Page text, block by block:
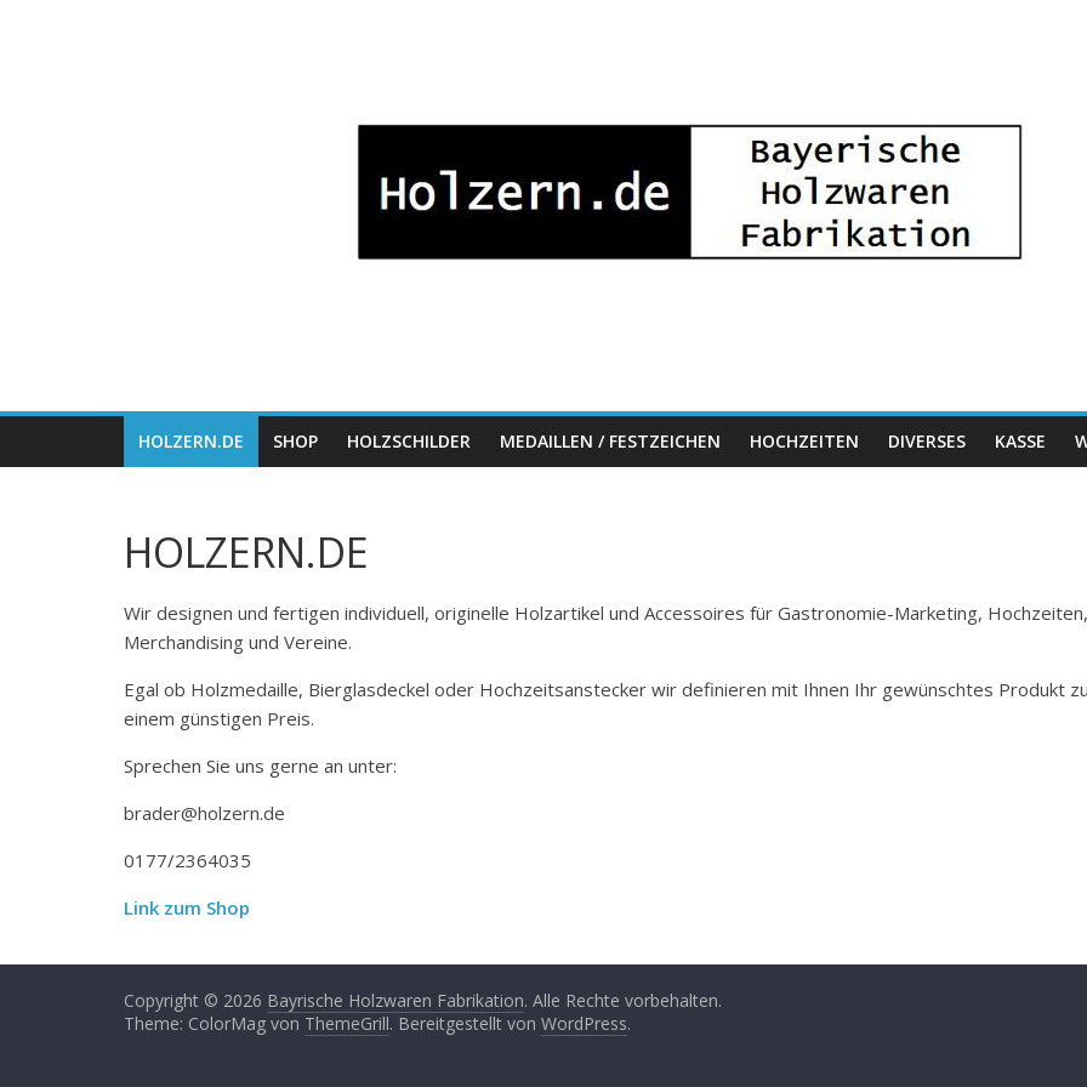
Holzwaren
Fabrikation
HOLZERN.DE SHOP HOLZSCHILDER MEDAILLEN / FESTZEICHEN HOCHZEITEN DIVERSES KASSE
HOLZERN.DE
Wir designen und fertigen individuell, originelle Holzartikel und Accessoires für Gastronomie-Marketing, Hochzeiten,
Merchandising und Vereine.
Egal ob Holzmedaille, Bierglasdeckel oder Hochzeitsanstecker wir definieren mit Ihnen Ihr gewünschtes Produkt
einem günstigen Preis.
Sprechen Sie uns gerne an unter:
brader@holzern.de
0177/2364035
Link zum Shop
Copyright © 2026 Bayrische Holzwaren Fabrikation. Alle Rechte vorbehalten.
Theme: ColorMag von ThemeGrill. Bereitgestellt von WordPress.